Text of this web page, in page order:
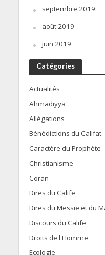
septembre 2019
août 2019
juin 2019
Catégories
Actualités
Ahmadiyya
Allégations
Bénédictions du Califat
Caractère du Prophète
Christianisme
Coran
Dires du Calife
Dires du Messie et du
Discours du Calife
Droits de l'Homme
Ecologie